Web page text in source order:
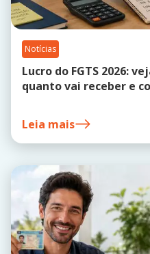
Notícias
Lucro do FGTS 2026:
quanto vai receber e
Leia mais